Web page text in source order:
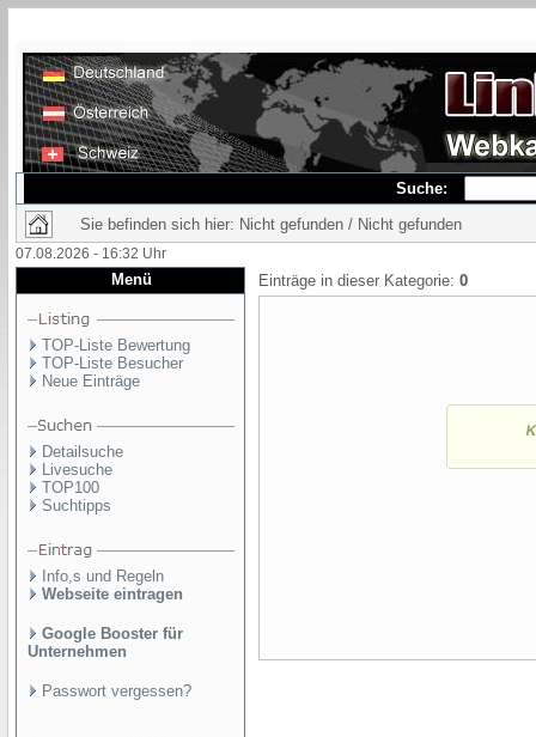
Suche:
Sie befinden sich hier: Nicht gefunden / Nicht gefunden
07.08.2026 - 16:32 Uhr
Menü
TOP-Liste Bewertung
TOP-Liste Besucher
Neue Einträge
Detailsuche
Livesuche
TOP100
Suchtipps
Info,s und Regeln
Webseite eintragen
Google Booster für
Unternehmen
Passwort vergessen?
Einträge in dieser Kategorie: 0